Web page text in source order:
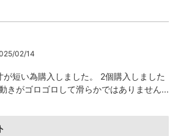
2
02/14
短い為購入しました。 2個購入しました
きがゴロゴロして滑らかではありません...